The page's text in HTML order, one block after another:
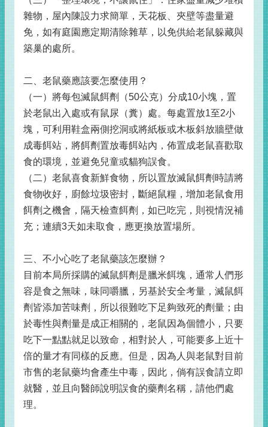
雜物，屋內陳設力求簡單，天花板、夾壁等盡量避
免，如有庭園應定期清除雜草，以免供給老鼠躲藏與
築巢的處所。
二、老鼠藥應該要怎麼使用？
（一）將每包滅鼠餌劑（50公克）分成10小塊，置
於老鼠出入處或有鼠尿（糞）處。每處置放1至2小
塊，可利用鞋盒兩側挖洞或將紙板或木板斜放牆壁做
成毒餌站，將餌劑置放毒餌站內，佈置成老鼠喜歡取
食的環境，並避免兒童或貓狗誤食。
（二）老鼠喜食新鮮食物，所以置放滅鼠餌劑時請將
食物收好，廚餘垃圾密封，斷絕鼠糧，增加老鼠食用
餌劑之機會，隔天檢查餌劑，如已吃完，則視情況補
充；連續3天如未取食，應更換放置場所。
三、不小心吃了老鼠藥該怎麼辦？
目前本局所採購的滅鼠餌劑是臘米餌塊，通常人們形
容是食之無味，味同嚼臘，另基於安全考量，滅鼠餌
劑皆添加苦味劑，所以很難吃下足夠致死的劑量；由
於毒性與劑量是成正相關的，老鼠因為個體小，只要
吃下一點點就足以致命，相對於人，可能要多上近十
倍的量才有同樣的反應。但是，因為人與老鼠對目前
市售的老鼠藥均會產生中毒，因此，倘有誤食請立即
就醫，並且向醫師說明誤食的藥劑名稱，請他們處
理。